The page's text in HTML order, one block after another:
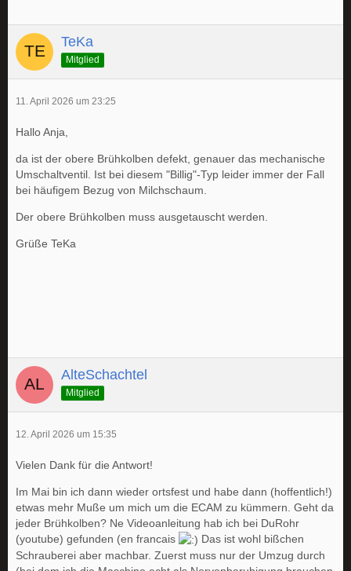
TeKa
Mitglied
11. April 2026 um 23:25
Hallo Anja,
da ist der obere Brühkolben defekt, genauer das mechanische
Umschaltventil. Ist bei diesem "Billig"-Typ leider immer der Fall
bei häufigem Bezug von Milchschaum.
Der obere Brühkolben muss ausgetauscht werden.
Grüße TeKa
AlteSchachtel
Mitglied
12. April 2026 um 15:35
Vielen Dank für die Antwort!
Im Mai bin ich dann wieder ortsfest und habe dann (hoffentlich!)
etwas mehr Muße um mich um die ECAM zu kümmern. Geht da
jeder Brühkolben? Ne Videoanleitung hab ich bei DuRohr
(youtube) gefunden (en francais
Das ist wohl bißchen
Schrauberei aber machbar. Zuerst muss nur der Umzug durch